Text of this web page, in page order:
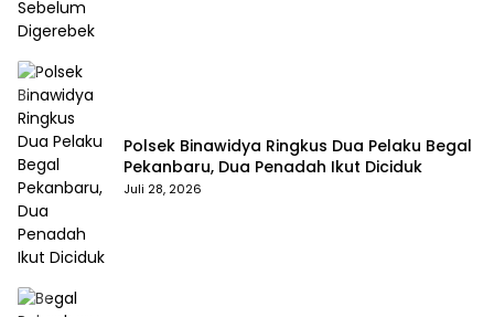
Polsek Binawidya Ringkus Dua Pelaku Begal
Pekanbaru, Dua Penadah Ikut Diciduk
Juli 28, 2026